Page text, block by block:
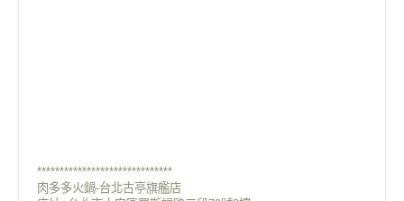
******************************
肉多多火鍋-台北古亭旗艦店